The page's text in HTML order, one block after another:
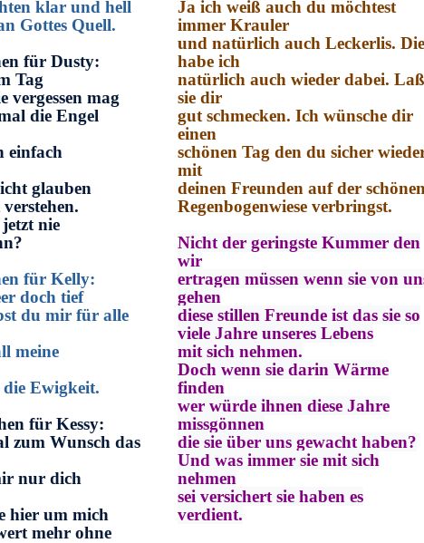
klar und hell
Gottes Quell.
für Dusty:
Tag
vergessen mag
die Engel
einfach
glauben
nie
für Kelly:
doch tief
du mir für alle
meine
die Ewigkeit.
für Kessy:
zum Wunsch das
nur dich
hier um mich
mehr ohne
Ja ich weiß auch du möchtest
immer Krauler
und natürlich auch Leckerlis. Die
habe ich
natürlich auch wieder dabei. Laß
sie dir
gut schmecken. Ich wünsche dir
einen
schönen Tag den du sicher
mit
deinen Freunden auf der schönen
Regenbogenwiese verbringst.
Nicht der geringste Kummer den
wir
ertragen müssen wenn sie von
gehen
diese stillen Freunde ist das sie so
viele Jahre unseres Lebens
mit sich nehmen.
Doch wenn sie darin Wärme
finden
wer würde ihnen diese Jahre
missgönnen
die sie über uns gewacht haben?
Und was immer sie mit sich
nehmen
sei versichert sie haben es
verdient.